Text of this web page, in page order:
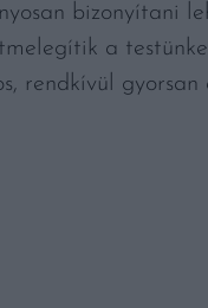
bizonyítani
a
rendkívül